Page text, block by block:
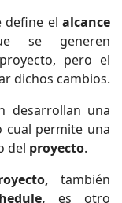
define el alcance
se generen
pero el
dichos cambios.
desarrollan una
cual permite una
del proyecto.
también
es otro